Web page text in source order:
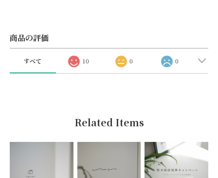
商品の評価
すべて 10 0 0
Related Items